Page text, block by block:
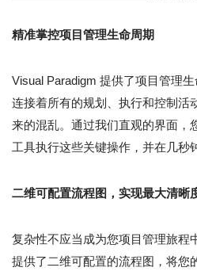
精准掌控项目管理生命周期
Visual Paradigm 提供了项目管理
连接着所有的规划、执行和控制活
来的混乱。通过我们直观的界面，
工具执行这些关键操作，并在几秒
二维可配置流程图，实现最大清晰
复杂性不应当成为您项目管理旅程
提供了二维可配置的流程图，将您